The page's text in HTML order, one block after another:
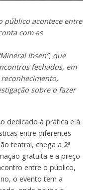
público acontece entre
com as
Ibsen”, que
fechados, em
sobre o fazer
dedicado à prática e à
entre diferentes
teatral, chega a 2ª
gratuita e a preço
entre o público,
o evento tem a